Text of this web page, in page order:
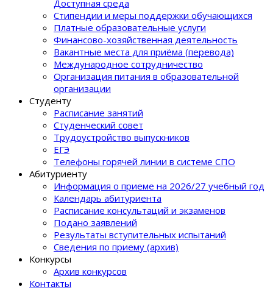
Доступная среда
Стипендии и меры поддержки обучающихся
Платные образовательные услуги
Финансово-хозяйственная деятельность
Вакантные места для приёма (перевода)
Международное сотрудничество
Организация питания в образовательной
организации
Студенту
Расписание занятий
Студенческий совет
Трудоустройство выпускников
ЕГЭ
Телефоны горячей линии в системе СПО
Абитуриенту
Информация о приеме на 2026/27 учебный год
Календарь абитуриента
Расписание консультаций и экзаменов
Подано заявлений
Результаты вступительных испытаний
Сведения по приему (архив)
Конкурсы
Архив конкурсов
Контакты